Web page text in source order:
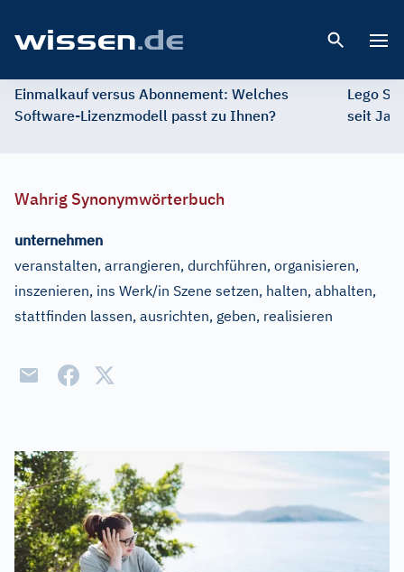
Einmalkauf versus Abonnement: Welches
Software-Lizenzmodell passt zu Ihnen?
Lego
seit
Wahrig Synonymwörterbuch
unternehmen
veranstalten, arrangieren, durchführen, organisieren,
inszenieren, ins Werk/in Szene setzen, halten, abhalten,
stattfinden lassen, ausrichten, geben, realisieren